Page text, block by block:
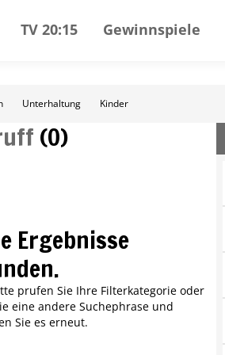
TV 20:15 Gewinnspiele
Unterhaltung Kinder
(0)
Ergebnisse
prufen Sie Ihre Filterkategorie oder
eine andere Suchephrase und
Sie es erneut.